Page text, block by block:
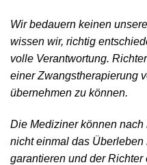
Wir bedauern keinen
wissen wir, richtig
volle Verantwortung.
einer Zwangstherapierung
übernehmen zu können.
Die Mediziner können
nicht einmal das Überleben
garantieren und der